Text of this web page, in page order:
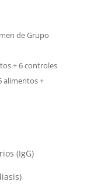
de Grupo
+ 6 controles
alimentos +
(IgG)